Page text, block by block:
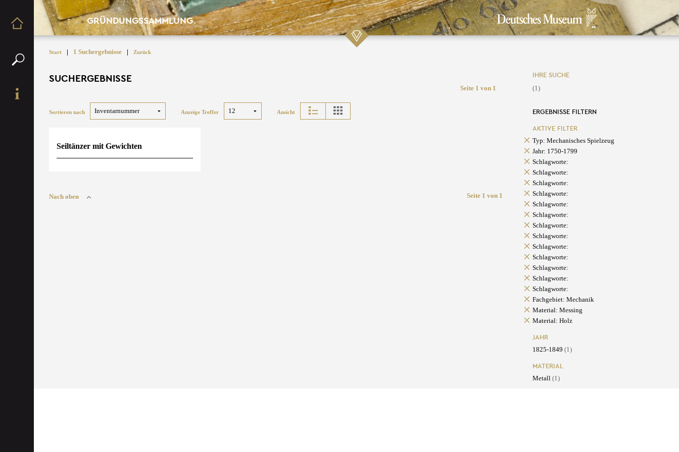
GRÜNDUNGSSAMMLUNG
Start | 1 Suchergebnisse | Zurück
SUCHERGEBNISSE
Seite 1 von 1
Sortieren nach Anzeige Treffer Ansicht
Seiltänzer mit Gewichten
Nach oben Seite 1 von 1
IHRE SUCHE
(1)
ERGEBNISSE FILTERN
AKTIVE FILTER
Typ: Mechanisches Spielzeug
Jahr: 1750-1799
Schlagworte:
Schlagworte:
Schlagworte:
Schlagworte:
Schlagworte:
Schlagworte:
Schlagworte:
Schlagworte:
Schlagworte:
Schlagworte:
Schlagworte:
Schlagworte:
Schlagworte:
Fachgebiet: Mechanik
Material: Messing
Material: Holz
JAHR
1825-1849 (1)
MATERIAL
Metall (1)